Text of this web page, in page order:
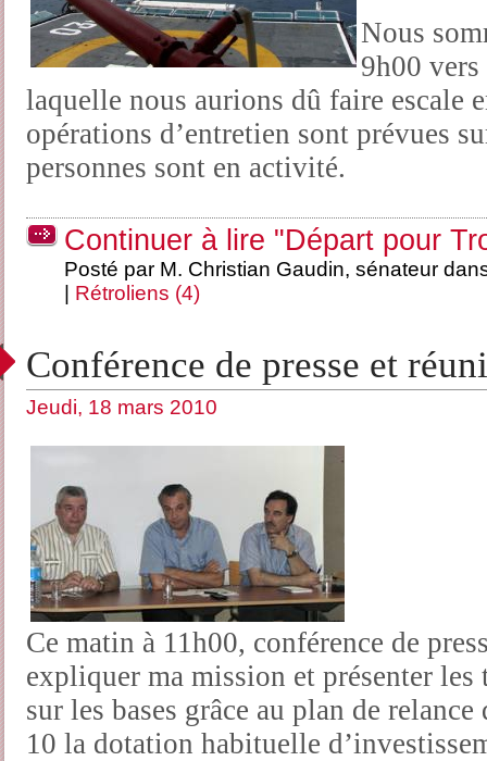
Nous
9h00
laquelle nous aurions dû faire escale
opérations d’entretien sont prévues
personnes sont en activité.
Continuer à lire "Départ pour
Posté par M. Christian Gaudin, sénateur
Rétroliens (4)
Conférence de presse et
Jeudi, 18 mars 2010
Ce matin à 11h00, conférence de
expliquer ma mission et présenter
sur les bases grâce au plan de
10 la dotation habituelle